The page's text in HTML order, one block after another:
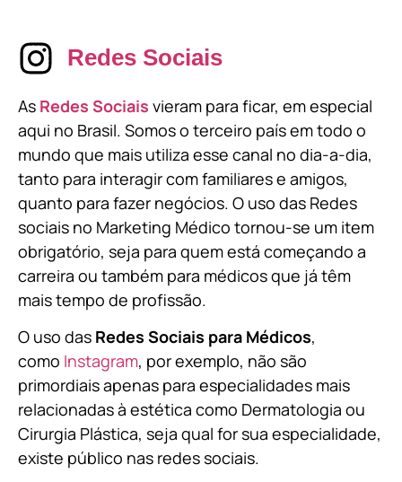
Redes Sociais
As Redes Sociais vieram para ficar, em especial
aqui no Brasil. Somos o terceiro país em todo o
mundo que mais utiliza esse canal no dia-a-dia,
tanto para interagir com familiares e amigos,
quanto para fazer negócios. O uso das Redes
sociais no Marketing Médico tornou-se um item
obrigatório, seja para quem está começando a
carreira ou também para médicos que já têm
mais tempo de profissão.
O uso das Redes Sociais para Médicos,
como Instagram, por exemplo, não são
primordiais apenas para especialidades mais
relacionadas à estética como Dermatologia ou
Cirurgia Plástica, seja qual for sua especialidade,
existe público nas redes sociais.